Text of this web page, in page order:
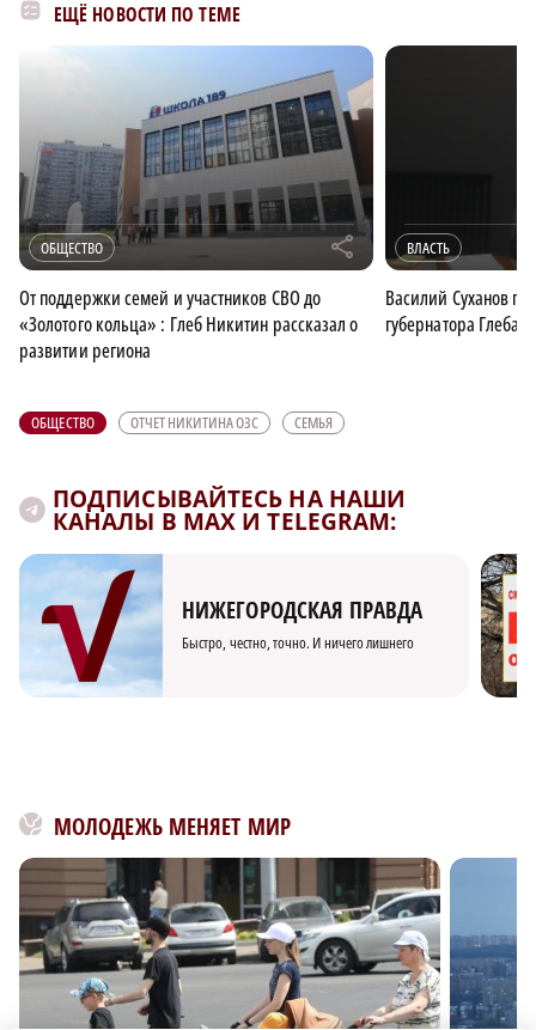
ЕЩЁ НОВОСТИ ПО ТЕМЕ
ОБЩЕСТВО r
От поддержки семей и участников СВО до
«Золотого кольца» : Глеб Никитин рассказал о
развитии региона
ВЛАСТЬ
Василий Суханов
губернатора Глеба
ОБЩЕСТВО ОТЧЕТ НИКИТИНА ОЗС СЕМЬЯ
ПОДПИСЫВАЙТЕСЬ НА НАШИ
КАНАЛЫ В MAX И TELEGRAM:
НИЖЕГОРОДСКАЯ ПРАВДА
Быстро, честно, точно. И ничего лишнего
МОЛОДЕЖЬ МЕНЯЕТ МИР